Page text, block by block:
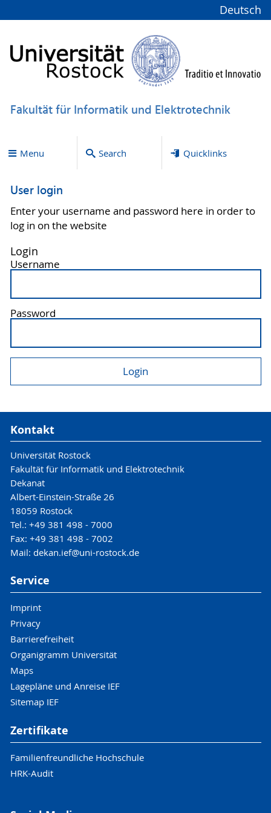
Deutsch
Fakultät für Informatik und Elektrotechnik
Menu Search Quicklinks
User login
Enter your username and password here in order to
log in on the website
Login
Username
Password
Kontakt
Universität Rostock
Fakultät für Informatik und Elektrotechnik
Dekanat
Albert-Einstein-Straße 26
18059 Rostock
Tel.: +49 381 498 - 7000
Fax: +49 381 498 - 7002
Mail: dekan.ief@uni-rostock.de
Service
Imprint
Privacy
Barrierefreiheit
Organigramm Universität
Maps
Lagepläne und Anreise IEF
Sitemap IEF
Zertifikate
Familienfreundliche Hochschule
HRK-Audit